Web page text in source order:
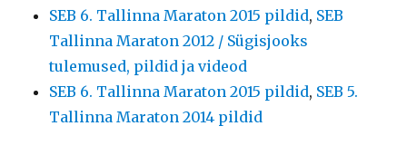
SEB 6. Tallinna Maraton 2015 pildid, SEB
Tallinna Maraton 2012 / Sügisjooks
tulemused, pildid ja videod
SEB 6. Tallinna Maraton 2015 pildid, SEB 5.
Tallinna Maraton 2014 pildid